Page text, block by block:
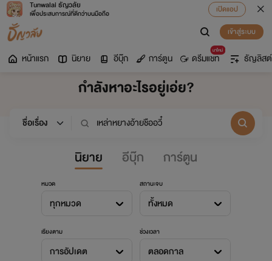
Tunwalai ธัญวลัย
เพื่อประสบการณ์ที่ดีกว่าบนมือถือ
เปิดแอป
เข้าสู่ระบบ
หน้าแรก นิยาย อีบุ๊ก การ์ตูน
มาใหม่
ดรีมแชท ธัญลิสต์
กำลังหาอะไรอยู่เอ่ย?
นิยาย อีบุ๊ก การ์ตูน
หมวด
ทุกหมวด
สถานะจบ
ทั้งหมด
เรียงตาม
การอัปเดต
ช่วงเวลา
ตลอดกาล